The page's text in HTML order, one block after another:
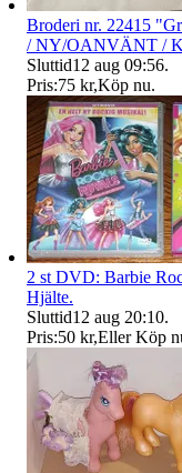
Broderi nr. 22415
/ NY/OANVÄNT /
Sluttid12 aug 09:56.
Pris:75 kr,Köp nu.
2 st DVD: Barbie
Hjälte.
Sluttid12 aug 20:10.
Pris:50 kr,Eller Köp